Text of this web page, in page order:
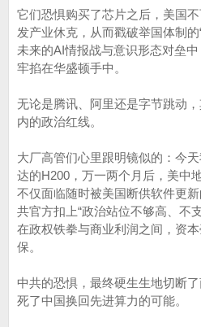
它们恐惧购买了芯片之后，美国不
发产业休克，从而戳破举国体制
未来的AI情报战与意识形态对垒
牢掐在华盛顿手中。
无论是腾讯、阿里还是字节跳动
内的政治红线。
大厂高管们心里跟明镜似的：今
达的H200，万一两个月后，美中
不仅面临随时被美国断供软件更
共官方扣上“政治站位不够高、不
在政权铁拳与商业利润之间，资
保。
中共的恐惧，最终硬生生地切断
死了中国换回先进算力的可能。